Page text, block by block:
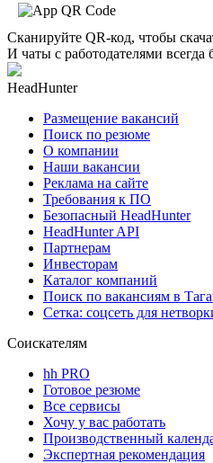
Сканируйте QR-код, чтобы
И чаты с работодателями всегда
HeadHunter
Размещение вакансий
Поиск по резюме
О компании
Наши вакансии
Реклама на сайте
Требования к ПО
Безопасный HeadHunter
HeadHunter API
Партнерам
Инвесторам
Каталог компаний
Поиск по вакансиям в
Сетка: соцсеть для
Соискателям
hh PRO
Готовое резюме
Все сервисы
Хочу у вас работать
Производственный
Экспертная рекомендация